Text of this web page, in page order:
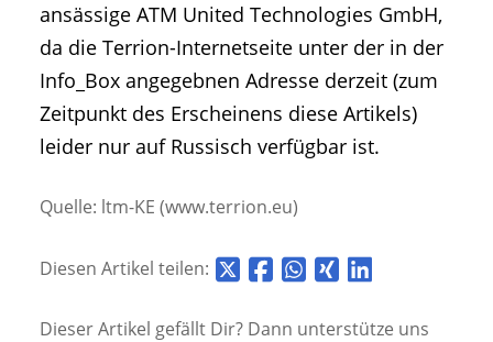
ansässige ATM United Technologies GmbH,
da die Terrion-Internetseite unter der in der
Info_Box angegebnen Adresse derzeit (zum
Zeitpunkt des Erscheinens diese Artikels)
leider nur auf Russisch verfügbar ist.
Quelle: ltm-KE (www.terrion.eu)
Diesen Artikel teilen:
Dieser Artikel gefällt Dir? Dann unterstütze uns